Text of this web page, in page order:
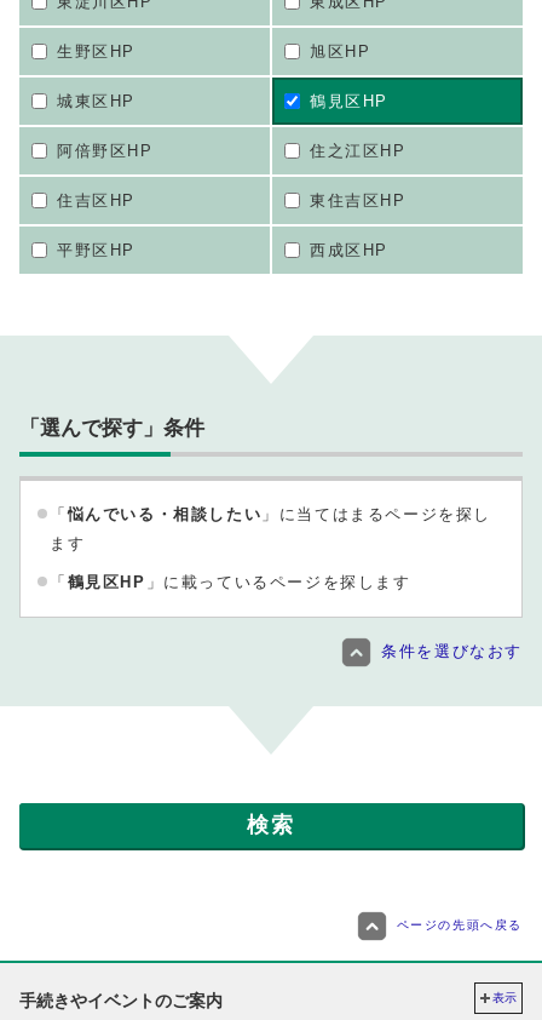
生野区HP 旭区HP
城東区HP 鶴見区HP
阿倍野区HP 住之江区HP
住吉区HP 東住吉区HP
平野区HP 西成区HP
「選んで探す」条件
「悩んでいる・相談したい 」に当てはまるページを探し
ます
「 鶴見区HP 」に載っているページを探します
条件を選びなおす
ページの先頭へ戻る
手続きやイベントのご案内 表示